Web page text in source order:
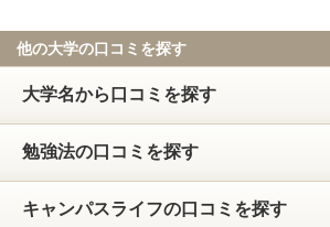
他の大学の口コミを探す
大学名から口コミを探す
勉強法の口コミを探す
キャンパスライフの口コミを探す